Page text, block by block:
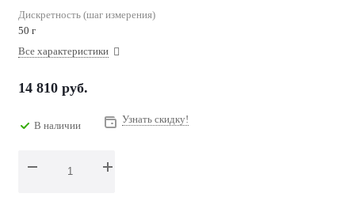
Дискретность (шаг измерения)
50 г
Все характеристики
14 810 руб.
В наличии Узнать скидку!